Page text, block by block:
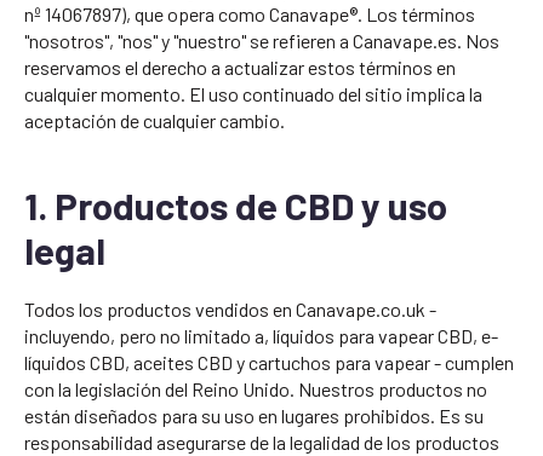
nº 14067897), que opera como Canavape®. Los términos
"nosotros", "nos" y "nuestro" se refieren a Canavape.es. Nos
reservamos el derecho a actualizar estos términos en
cualquier momento. El uso continuado del sitio implica la
aceptación de cualquier cambio.
1. Productos de CBD y uso
legal
Todos los productos vendidos en Canavape.co.uk -
incluyendo, pero no limitado a, líquidos para vapear CBD, e-
líquidos CBD, aceites CBD y cartuchos para vapear - cumplen
con la legislación del Reino Unido. Nuestros productos no
están diseñados para su uso en lugares prohibidos. Es su
responsabilidad asegurarse de la legalidad de los productos